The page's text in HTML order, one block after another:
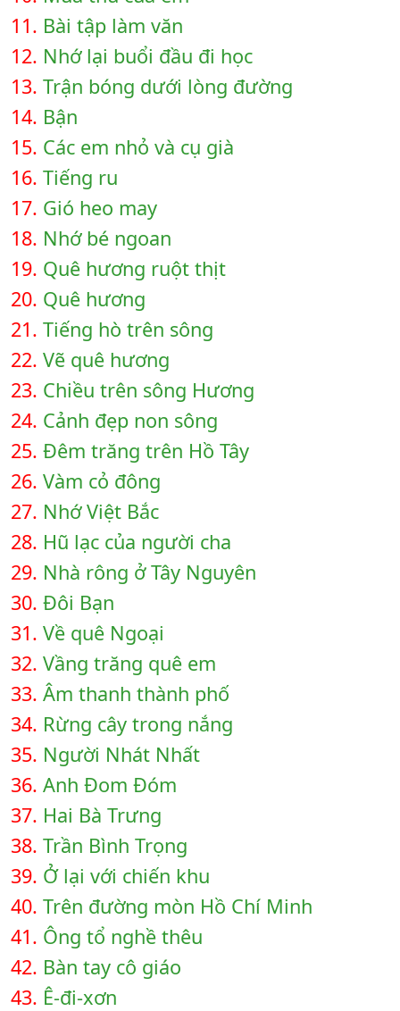
11. Bài tập làm văn
12. Nhớ lại buổi đầu đi học
13. Trận bóng dưới lòng đường
14. Bận
15. Các em nhỏ và cụ già
16. Tiếng ru
17. Gió heo may
18. Nhớ bé ngoan
19. Quê hương ruột thịt
20. Quê hương
21. Tiếng hò trên sông
22. Vẽ quê hương
23. Chiều trên sông Hương
24. Cảnh đẹp non sông
25. Đêm trăng trên Hồ Tây
26. Vàm cỏ đông
27. Nhớ Việt Bắc
28. Hũ lạc của người cha
29. Nhà rông ở Tây Nguyên
30. Đôi Bạn
31. Về quê Ngoại
32. Vầng trăng quê em
33. Âm thanh thành phố
34. Rừng cây trong nắng
35. Người Nhát Nhất
36. Anh Đom Đóm
37. Hai Bà Trưng
38. Trần Bình Trọng
39. Ở lại với chiến khu
40. Trên đường mòn Hồ Chí Minh
41. Ông tổ nghề thêu
42. Bàn tay cô giáo
43. Ê-đi-xơn